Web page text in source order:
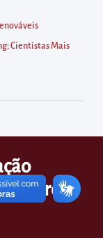
Cientistas Mais
Afro-